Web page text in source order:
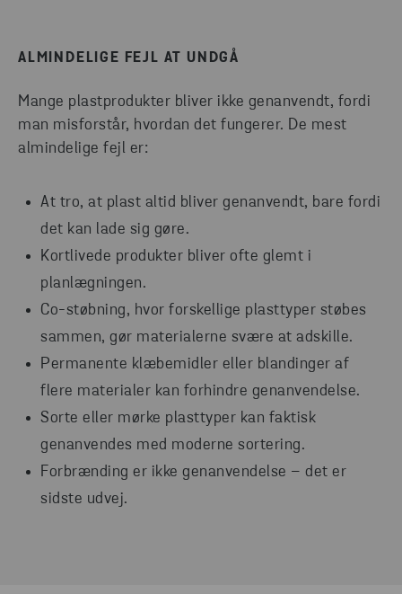
ALMINDELIGE FEJL AT UNDGÅ
Mange plastprodukter bliver ikke genanvendt, fordi
man misforstår, hvordan det fungerer. De mest
almindelige fejl er:
At tro, at plast altid bliver genanvendt, bare fordi
det kan lade sig gøre.
Kortlivede produkter bliver ofte glemt i
planlægningen.
Co-støbning, hvor forskellige plasttyper støbes
sammen, gør materialerne svære at adskille.
Permanente klæbemidler eller blandinger af
flere materialer kan forhindre genanvendelse.
Sorte eller mørke plasttyper kan faktisk
genanvendes med moderne sortering.
Forbrænding er ikke genanvendelse – det er
sidste udvej.